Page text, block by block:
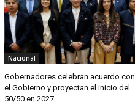
Nacional
Gobernadores celebran acuerdo con
el Gobierno y proyectan el inicio del
50/50 en 2027